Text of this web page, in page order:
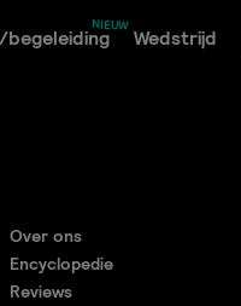
Wedstrijd
Over ons
Encyclopedie
Reviews